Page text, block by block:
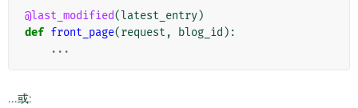
@last_modified(latest_entry)
def front_page(request , blog_id ):
...
...或: